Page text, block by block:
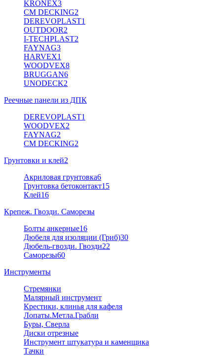
KRONEX3
CM DECKING2
DEREVOPLAST1
OUTDOOR2
I-TECHPLAST2
FAYNAG3
HARVEX1
WOODVEX8
BRUGGAN6
UNODECK2
Реечные панели из ДПК
DEREVOPLAST1
WOODVEX2
FAYNAG2
CM DECKING2
Грунтовки и клей2
Акриловая грунтовка6
Грунтовка бетоконтакт15
Клей16
Крепеж. Гвозди. Саморезы
Болты анкерные16
Дюбеля для изоляции (Гриб)30
Дюбель-гвозди. Гвозди22
Саморезы60
Инструменты
Стремянки
Малярный инструмент
Крестики, клинья для кафеля
Лопаты.Метла.Грабли
Буры, Сверла
Диски отрезные
Инструмент штукатура и каменщика
Тачки